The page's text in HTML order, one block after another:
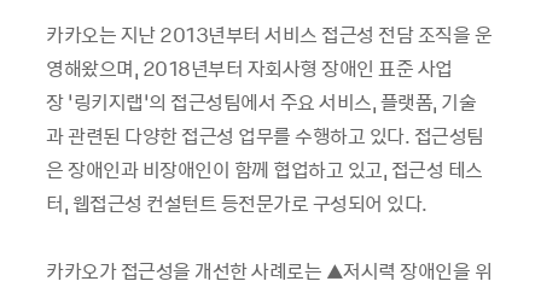
카카오는 지난 2013년부터 서비스 접근성 전담 조직을 운
영해왔으며, 2018년부터 자회사형 장애인 표준 사업
장 ‘링키지랩’의 접근성팀에서 주요 서비스, 플랫폼, 기술
과 관련된 다양한 접근성 업무를 수행하고 있다. 접근성팀
은 장애인과 비장애인이 함께 협업하고 있고, 접근성 테스
터, 웹접근성 컨설턴트 등전문가로 구성되어 있다.
카카오가 접근성을 개선한 사례로는 ▲저시력 장애인을 위